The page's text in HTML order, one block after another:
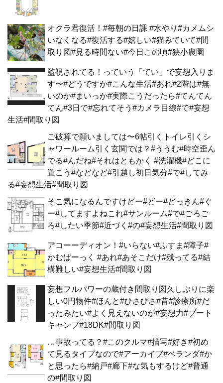
オクラ君復活！#毎朝の日課 #水やり#カメムシ
いなくなる#復活する#嬉しい#猫みていて#間
取り図#見る時間ない#今日この頃#狭小農園
監視されてる！っていう「てい」で妄想入りま
す〜#どうですか#こんな生活#あれ#2階は#無
いのか#まいっか#実際こうだったら#てんてん
てん#3日で#忘れてそう#カメラ目線#で#妄想
生活#間取り図
ご破算で願いましては〜6帖引くトイレ引くシ
ャワールーム引く玄関では？#ううむ#時空歪ん
でる#んだね#それはともかく #洗濯機#どこに
置こう#などなど#引越し初日気分#で#してみ
る#妄想生活#間取り図
そこ気になるんですけどー#どー#どっきん#ぐ
ー#してますよねこれ#サンルーム#で#ごろご
ろ#したい季節#近づく#の#妄想生活#間取り図
アコーーディオン！#いらない#ふすま#障子#
かむばーっく #あれ#あそこだけ#残ってる#結
構難しい#妄想生活#間取り図
妄想フルパワーの蔵付き間取り図久しぶりに楽
しい0円物件#ほんと#ひさびさ#昔#診療所#だ
ったみたい#よく見えないのが#妄想力#ブート
キャンプ#18DK#間取り図
…事故ってる？#このクルマ#描写#好き#初め
て見るタイプなので#アーカイブ#ベランダ#か
と思ったら#納戸#廊下#な気もするけど#普通
の#間取り図